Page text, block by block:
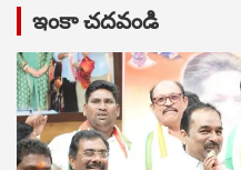
ఇంకా చదవండి